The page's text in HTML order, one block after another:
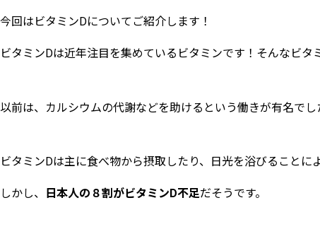
今回はビタミンDについてご紹介します！
ビタミンDは近年注目を集めているビタミンです！そんなビ
以前は、カルシウムの代謝などを助けるという働きが有名で
ビタミンDは主に食べ物から摂取したり、日光を浴びることに
しかし、 日本人の８割がビタミンD不足だそうです。